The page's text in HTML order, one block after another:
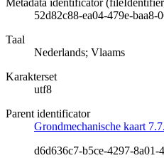
52d82c88-ea04-479e-baa8-
Taal
Nederlands; Vlaams
Karakterset
utf8
Parent identificator
Grondmechanische kaart
d6d636c7-b5ce-4297-8a01-